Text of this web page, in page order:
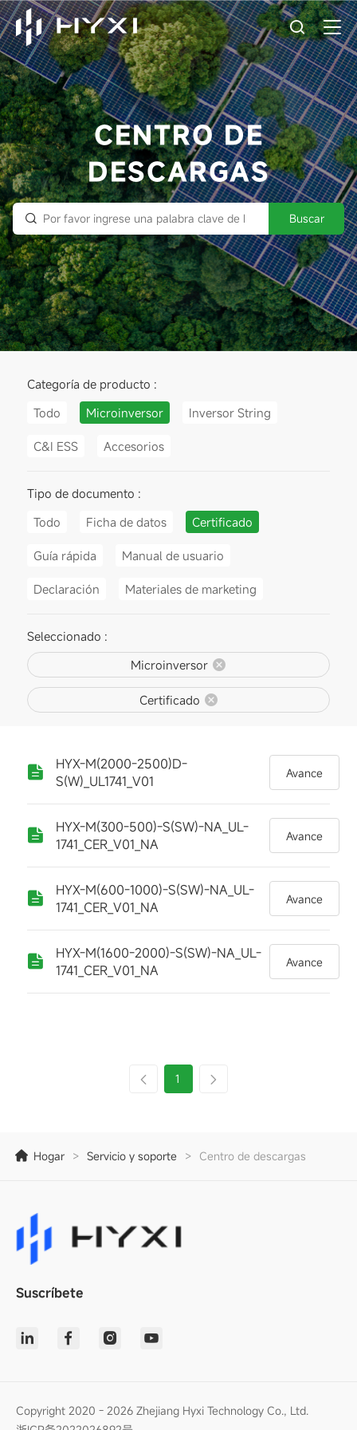
CENTRO DE
DESCARGAS
Buscar
Categoría de producto :
Todo
Microinversor Inversor String
C&I ESS Accesorios
Tipo de documento :
Todo
Ficha de datos Certificado
Guía rápida Manual de usuario
Declaración Materiales de marketing
Seleccionado :
Microinversor
Certificado
HYX-M(2000-2500)D-
S(W)_UL1741_V01
Avance
HYX-M(300-500)-S(SW)-NA_UL-
1741_CER_V01_NA
Avance
HYX-M(600-1000)-S(SW)-NA_UL-
1741_CER_V01_NA
Avance
HYX-M(1600-2000)-S(SW)-NA_UL-
1741_CER_V01_NA
Avance
1
Hogar > Servicio y soporte > Centro de descargas
Suscríbete
Copyright 2020 - 2026 Zhejiang Hyxi Technology Co., Ltd.